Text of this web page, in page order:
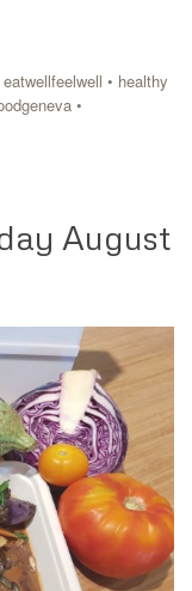
eatwellfeelwell • healthy
•
August